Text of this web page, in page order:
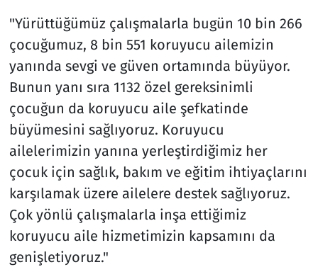
"Yürüttüğümüz çalışmalarla bugün 10 bin 266
çocuğumuz, 8 bin 551 koruyucu ailemizin
yanında sevgi ve güven ortamında büyüyor.
Bunun yanı sıra 1132 özel gereksinimli
çocuğun da koruyucu aile şefkatinde
büyümesini sağlıyoruz. Koruyucu
ailelerimizin yanına yerleştirdiğimiz her
çocuk için sağlık, bakım ve eğitim ihtiyaçlarını
karşılamak üzere ailelere destek sağlıyoruz.
Çok yönlü çalışmalarla inşa ettiğimiz
koruyucu aile hizmetimizin kapsamını da
genişletiyoruz."